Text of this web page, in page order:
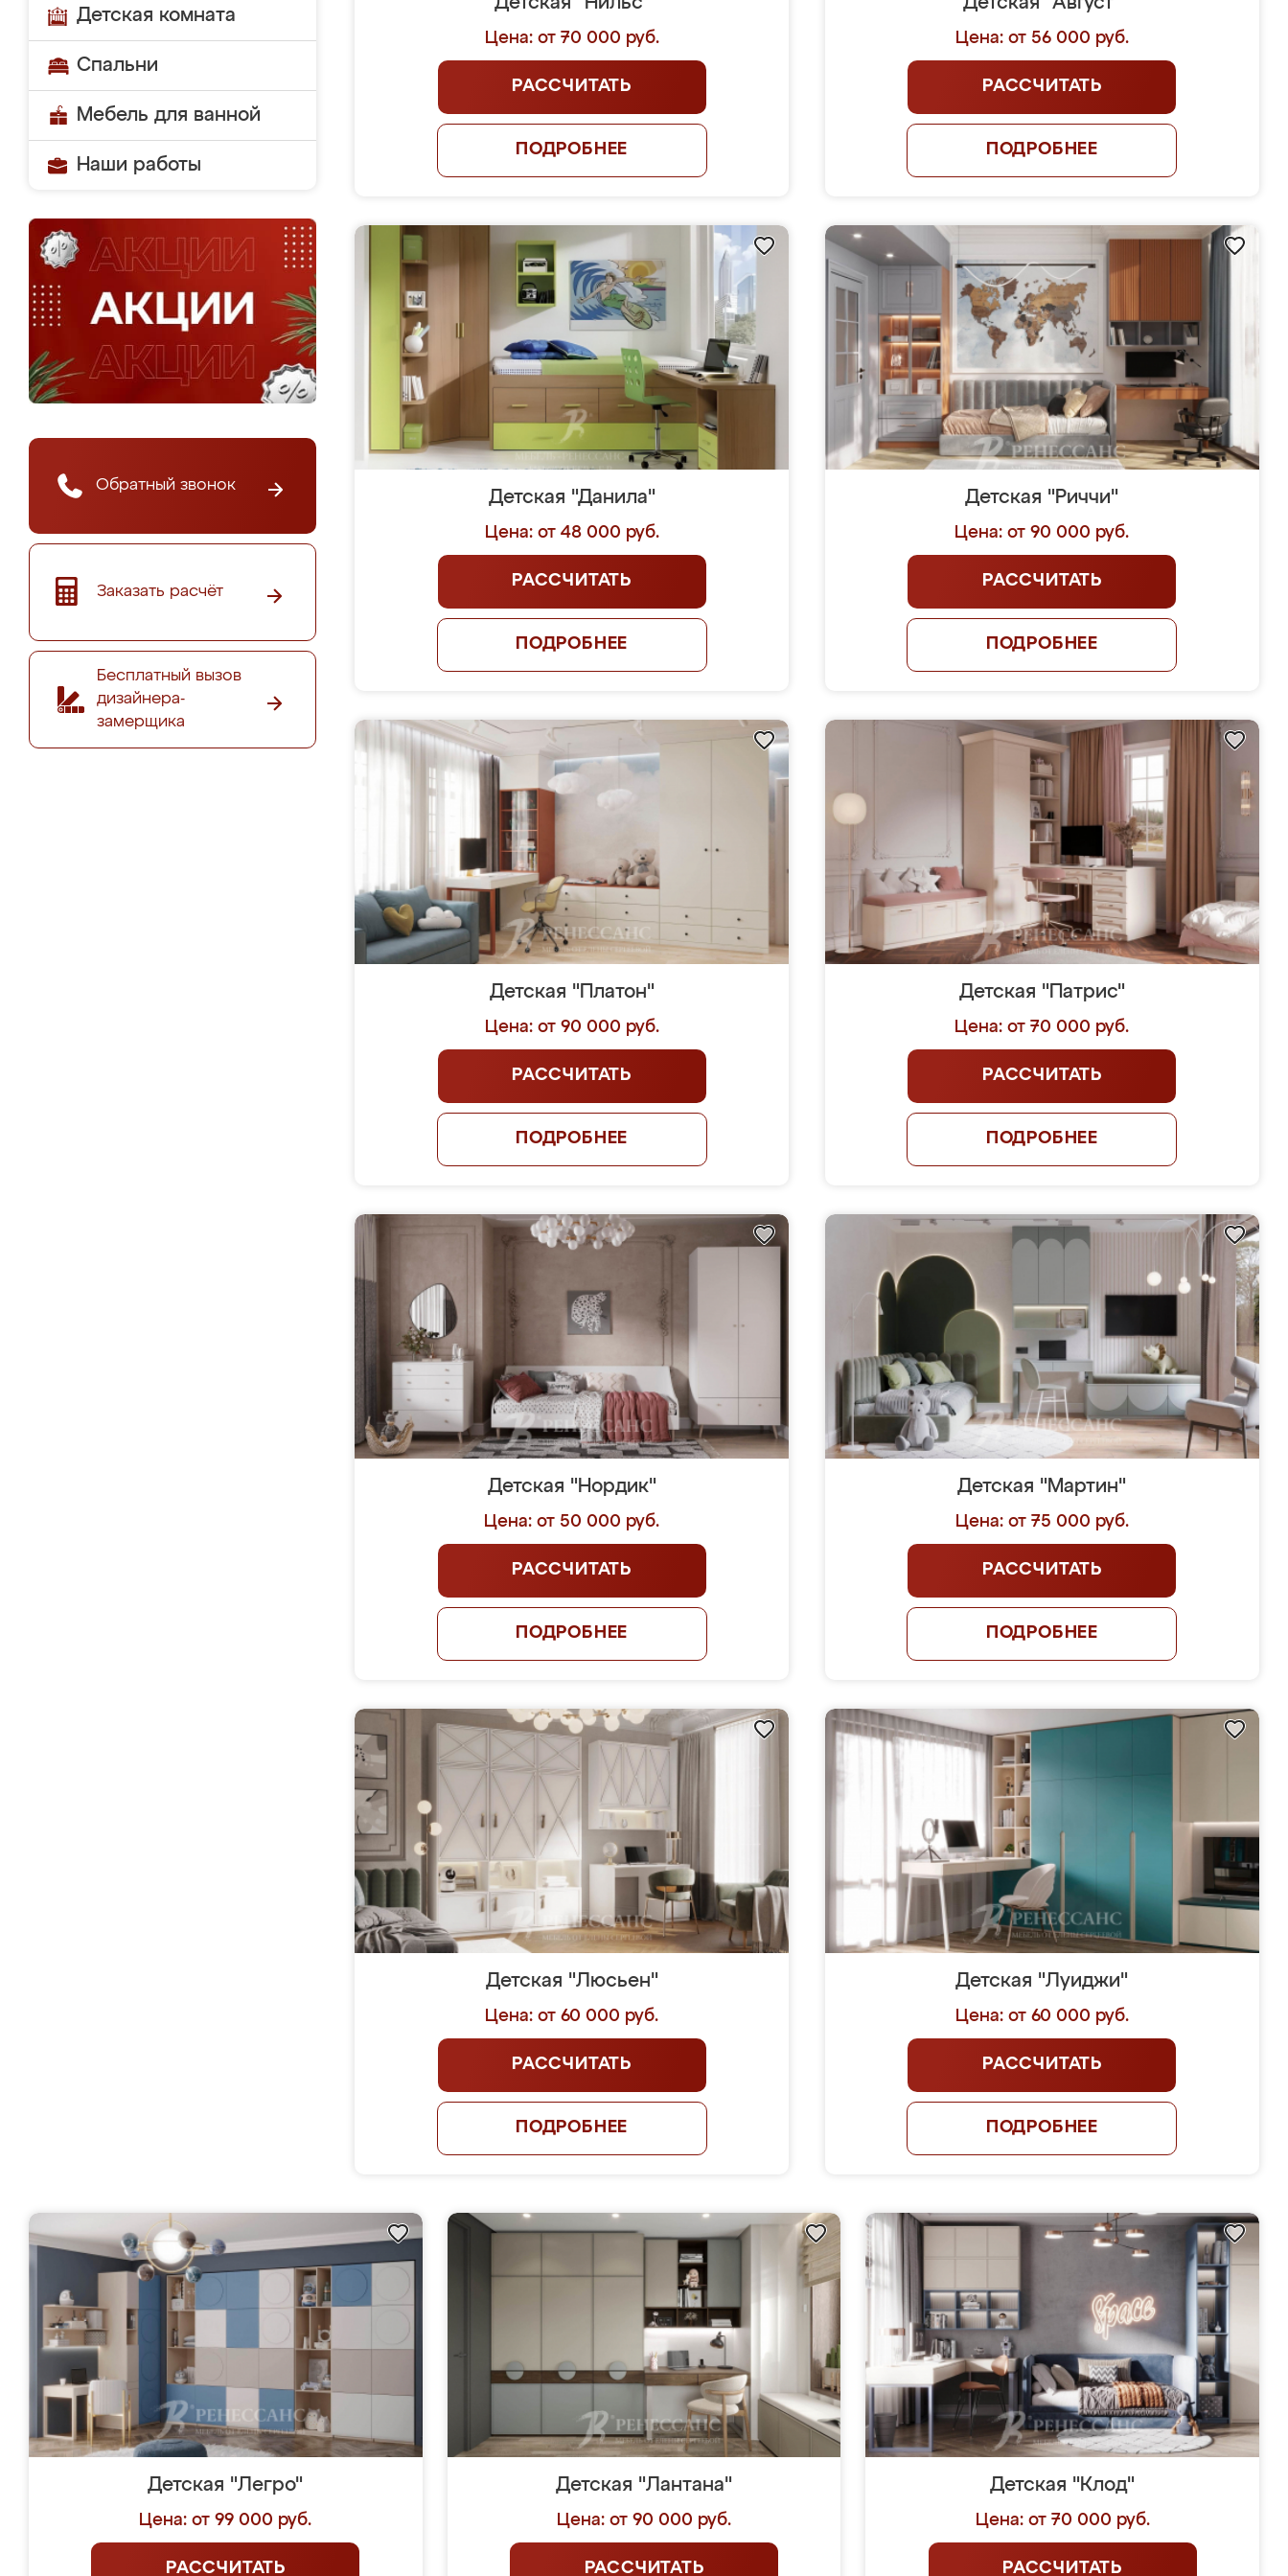
Детская комната
Спальни
Мебель для ванной
Наши работы
Обратный звонок
Заказать расчёт
Бесплатный вызов
дизайнера-
замерщика
Цена: от 70 000 руб.
РАССЧИТАТЬ
ПОДРОБНЕЕ
Цена: от 56 000 руб.
РАССЧИТАТЬ
ПОДРОБНЕЕ
Детская "Данила"
Цена: от 48 000 руб.
РАССЧИТАТЬ
ПОДРОБНЕЕ
Детская "Риччи"
Цена: от 90 000 руб.
РАССЧИТАТЬ
ПОДРОБНЕЕ
Детская "Платон"
Цена: от 90 000 руб.
РАССЧИТАТЬ
ПОДРОБНЕЕ
Детская "Патрис"
Цена: от 70 000 руб.
РАССЧИТАТЬ
ПОДРОБНЕЕ
Детская "Нордик"
Цена: от 50 000 руб.
РАССЧИТАТЬ
ПОДРОБНЕЕ
Детская "Мартин"
Цена: от 75 000 руб.
РАССЧИТАТЬ
ПОДРОБНЕЕ
Детская "Люсьен"
Цена: от 60 000 руб.
РАССЧИТАТЬ
ПОДРОБНЕЕ
Детская "Луиджи"
Цена: от 60 000 руб.
РАССЧИТАТЬ
ПОДРОБНЕЕ
Детская "Легро"
Цена: от 99 000 руб.
РАССЧИТАТЬ
Детская "Лантана"
Цена: от 90 000 руб.
РАССЧИТАТЬ
Детская "Клод"
Цена: от 70 000 руб.
РАССЧИТАТЬ